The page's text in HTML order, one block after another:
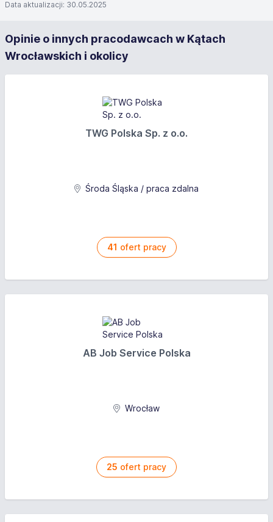
Data aktualizacji: 30.05.2025
Opinie o innych pracodawcach w Kątach
Wrocławskich i okolicy
TWG Polska Sp. z o.o.
Środa Śląska / praca zdalna
41 ofert pracy
AB Job Service Polska
Wrocław
25 ofert pracy